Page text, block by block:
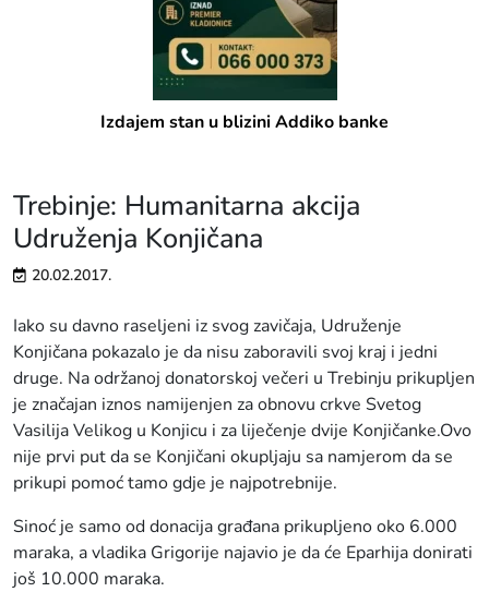
Izdajem stan u blizini Addiko banke
Trebinje: Humanitarna akcija
Udruženja Konjičana
20.02.2017.
Iako su davno raseljeni iz svog zavičaja, Udruženje
Konjičana pokazalo je da nisu zaboravili svoj kraj i jedni
druge. Na održanoj donatorskoj večeri u Trebinju prikupljen
je značajan iznos namijenjen za obnovu crkve Svetog
Vasilija Velikog u Konjicu i za liječenje dvije Konjičanke.Ovo
nije prvi put da se Konjičani okupljaju sa namjerom da se
prikupi pomoć tamo gdje je najpotrebnije.
Sinoć je samo od donacija građana prikupljeno oko 6.000
maraka, a vladika Grigorije najavio je da će Eparhija donirati
još 10.000 maraka.